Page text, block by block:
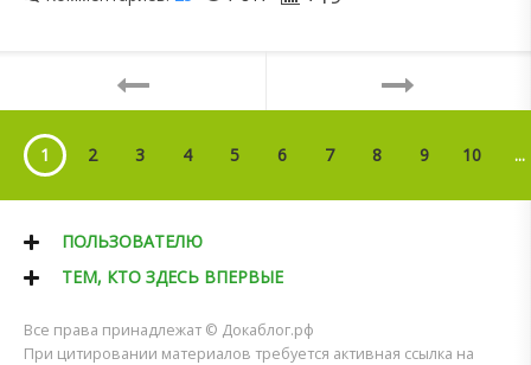
1 2 3 4 5 6 7 8 9 10 ...
ПОЛЬЗОВАТЕЛЮ
ТЕМ, КТО ЗДЕСЬ ВПЕРВЫЕ
Все права принадлежат © Докаблог.рф
При цитировании материалов требуется активная ссылка на